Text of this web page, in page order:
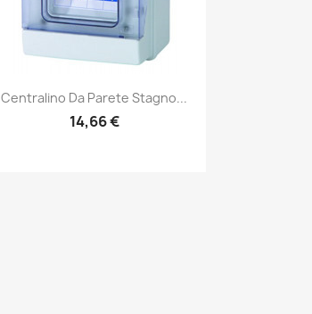
 Anteprima
Centralino Da Parete Stagno...
14,66 €